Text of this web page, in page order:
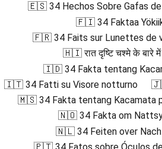
🇪🇸 34 Hechos Sobre Gafas de
🇫🇮 34 Faktaa
🇫🇷 34 Faits sur Lunettes de
🇭🇮 रात दृष्टि चश्मे के बारे
🇮🇩 34 Fakta tentang
🇮🇹 34 Fatti su Visore notturno
🇲🇸 34 Fakta tentang Kacamata
🇳🇴 34 Fakta om
🇳🇱 34 Feiten over